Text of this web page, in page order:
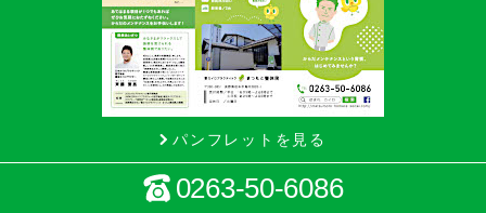
パンフレットを見る
0263-50-6086